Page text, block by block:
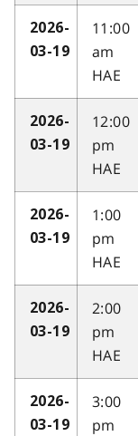
2026-
03-19
11:00
am
HAE
2026-
03-19
12:00
pm
HAE
2026-
03-19
1:00
pm
HAE
2026-
03-19
2:00
pm
HAE
2026-
03-19
3:00
pm